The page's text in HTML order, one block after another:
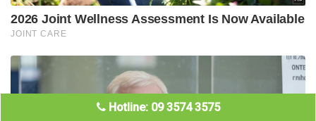
Hotline: 09 3574 3575